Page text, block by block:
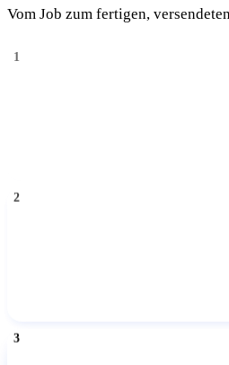
Vom Job zum fertigen,